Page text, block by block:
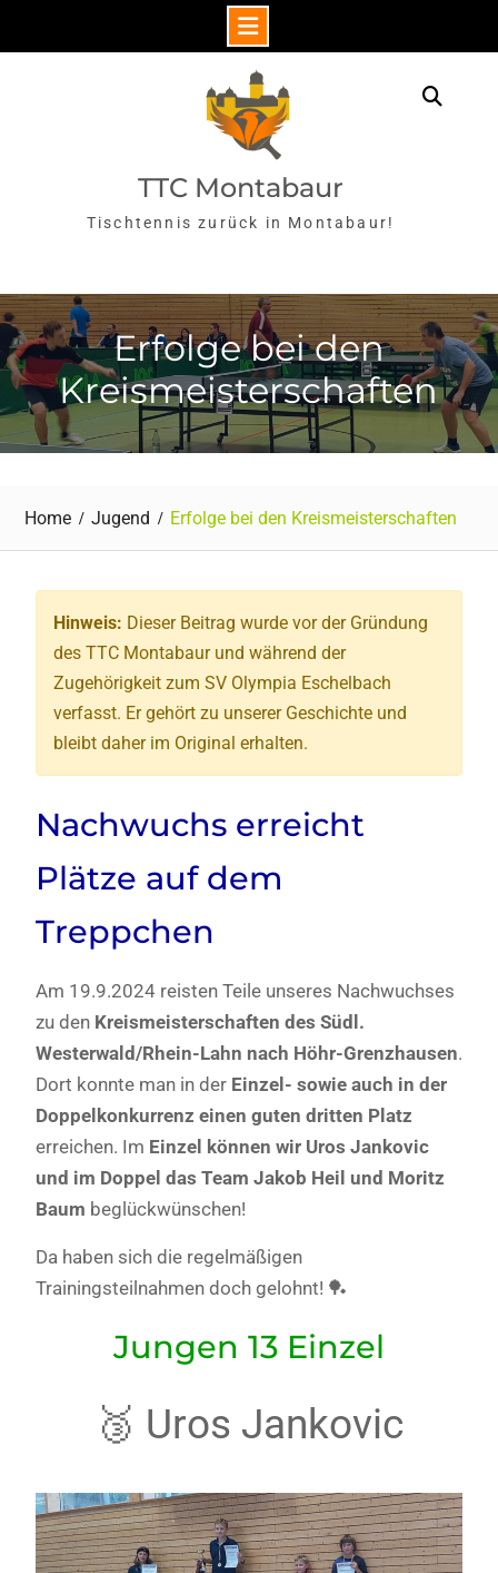
TTC Montabaur
Tischtennis zurück in Montabaur!
Erfolge bei den
Kreismeisterschaften
Home Jugend Erfolge bei den Kreismeisterschaften
Hinweis: Dieser Beitrag wurde vor der Gründung
des TTC Montabaur und während der
Zugehörigkeit zum SV Olympia Eschelbach
verfasst. Er gehört zu unserer Geschichte und
bleibt daher im Original erhalten.
Nachwuchs erreicht
Plätze auf dem
Treppchen
Am 19.9.2024 reisten Teile unseres Nachwuchses
zu denKreismeisterschaften des Südl.
Westerwald/Rhein-Lahn nach Höhr-Grenzhausen.
Dort konnte man in der Einzel- sowie auch in der
Doppelkonkurrenz einen guten dritten Platz
erreichen. Im Einzel können wir Uros Jankovic
und im Doppel das Team Jakob Heil und Moritz
Baum beglückwünschen!
Da haben sich die regelmäßigen
Trainingsteilnahmen doch gelohnt! 🏓
Jungen 13 Einzel
🥉 Uros Jankovic